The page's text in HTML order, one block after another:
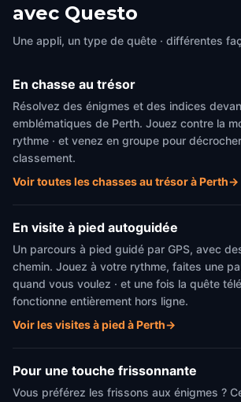
avec Questo
Une appli, un type de quête · différentes
En chasse au trésor
Résolvez des énigmes et des indices
emblématiques de Perth. Jouez contre la
rythme · et venez en groupe pour
classement.
Voir toutes les chasses au trésor à Perth→
En visite à pied autoguidée
Un parcours à pied guidé par GPS, avec
chemin. Jouez à votre rythme, faites une
quand vous voulez · et une fois la quête
fonctionne entièrement hors ligne.
Voir les visites à pied à Perth→
Pour une touche frissonnante
Vous préférez les frissons aux énigmes ?